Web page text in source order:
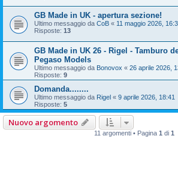
GB Made in UK - apertura sezione!
Ultimo messaggio da CoB « 11 maggio 2026,
Risposte: 13
GB Made in UK 26 - Rigel - Tamburo
Pegaso Models
Ultimo messaggio da Bonovox « 26 aprile 2026,
Risposte: 9
Domanda........
Ultimo messaggio da Rigel « 9 aprile 2026, 18:41
Risposte: 5
Nuovo argomento
11 argomenti • Pagina 1 di 1